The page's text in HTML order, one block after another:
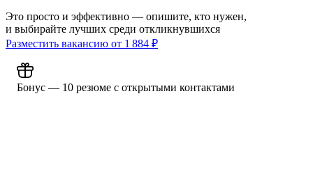
Это просто и эффективно — опишите, кто нужен,
и выбирайте лучших среди откликнувшихся
Разместить вакансию от 1 884 ₽
Бонус — 10 резюме с открытыми контактами